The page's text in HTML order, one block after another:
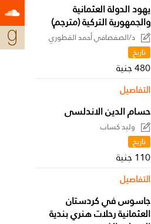
يهود الدولة العثمانية
والجمهورية التركية (مترجم)
د/الصفصافي أحمد القطوري
تاريخ
480 جنية
التفاصيل
حسام الدين الاندلسى
وليد كساب
تاريخ
110 جنية
التفاصيل
جاسوس في كردستان
العثمانية رحلات هنري بندية